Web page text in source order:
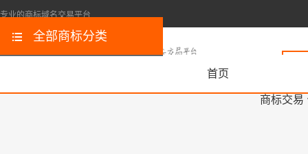
专业的商标域名交易平台
首页
商标交易
全部商标分类